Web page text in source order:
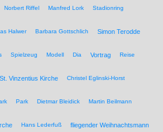
Norbert Riffel Manfred Lork Stadionring
Halwer Barbara Gottschlich Simon Terodde
Spielzeug Modell Dia Vortrag Reise
St. Vinzentius Kirche Christel Eglinski-Horst
Park Dietmar Bleidick Martin Beilmann
Hans Lederfuß fliegender Weihnachtsmann